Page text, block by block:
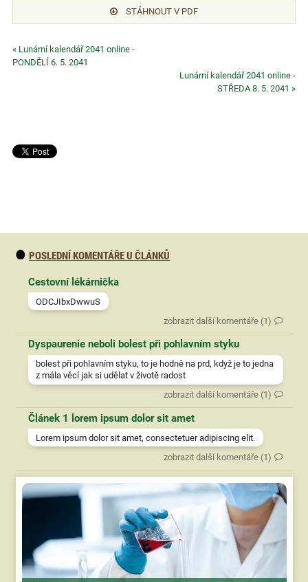
STÁHNOUT V PDF
« Lunární kalendář 2041 online -
PONDĚLÍ 6. 5. 2041
Lunární kalendář 2041 online -
STŘEDA 8. 5. 2041 »
POSLEDNÍ KOMENTÁŘE U ČLÁNKŮ
Cestovní lékárnička
ODCJIbxDwwuS
zobrazit další komentáře (1)
Dyspaurenie neboli bolest při pohlavním styku
bolest při pohlavním styku, to je hodně na prd, když je to jedna
z mála věcí jak si udělat v životě radost
zobrazit další komentáře (1)
Článek 1 lorem ipsum dolor sit amet
Lorem ipsum dolor sit amet, consectetuer adipiscing elit.
zobrazit další komentáře (1)